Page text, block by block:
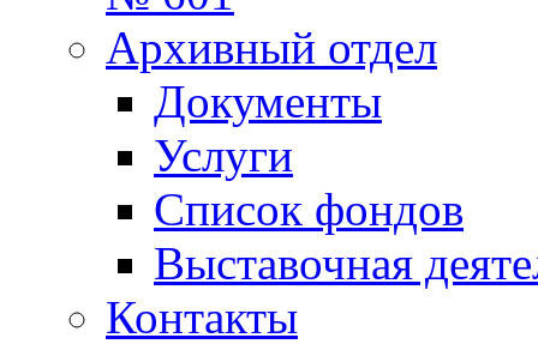
Архивный отдел
Документы
Услуги
Список фондов
Выставочная
Контакты